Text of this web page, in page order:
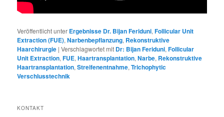
Veröffentlicht unter Ergebnisse Dr. Bijan Feriduni,Follicular Unit
Extraction (FUE),Narbenbepflanzung, Rekonstruktive
Haarchirurgie |Verschlagwortet mit Dr: Bijan Feriduni,Follicular
Unit Extraction,FUE,Haartransplantation,Narbe, Rekonstruktive
Haartransplantation,Streifenentnahme,Trichophytic
Verschlusstechnik
KONTAKT